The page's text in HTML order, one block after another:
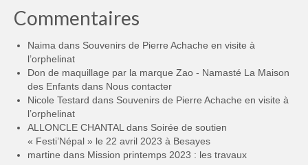
Commentaires
Naima dans Souvenirs de Pierre Achache en visite à
l’orphelinat
Don de maquillage par la marque Zao - Namasté La Maison
des Enfants dans Nous contacter
Nicole Testard dans Souvenirs de Pierre Achache en visite à
l’orphelinat
ALLONCLE CHANTAL dans Soirée de soutien
« Festi’Népal » le 22 avril 2023 à Besayes
martine dans Mission printemps 2023 : les travaux